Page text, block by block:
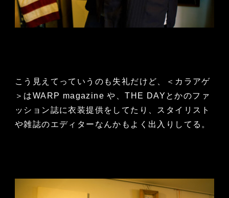
こう見えてっていうのも失礼だけど、＜カラアゲ
＞はWARP magazine や、THE DAYとかのファ
ッション誌に衣装提供をしてたり、スタイリスト
や雑誌のエディターなんかもよく出入りしてる。